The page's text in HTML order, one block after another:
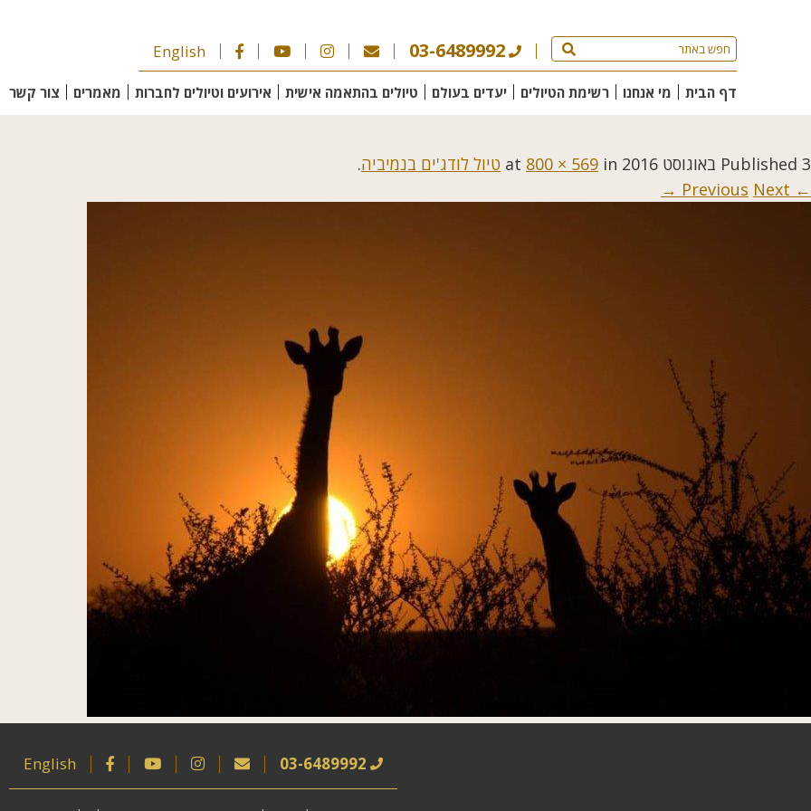
03-6489992
English
דף הבית מי אנחנו רשימת הטיולים יעדים בעולם טיולים בהתאמה אישית אירועים וטיולים לחברות מאמרים צור קשר
Published 3 באוגוסט 2016 800 × 569 in טיול לודג'ים בנמיביה.
← Previous
Next →
03-6489992
English